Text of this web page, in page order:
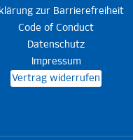
zur Barrierefreiheit
Code of Conduct
Datenschutz
Impressum
Vertrag widerrufen